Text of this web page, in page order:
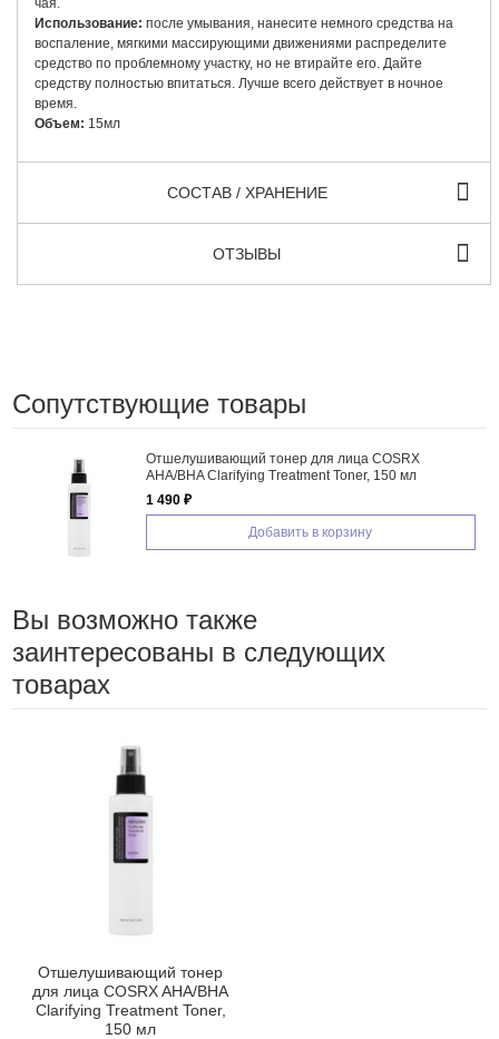
Использование: после умывания, нанесите немного средства на
воспаление, мягкими массирующими движениями распределите
средство по проблемному участку, но не втирайте его. Дайте
средству полностью впитаться. Лучше всего действует в ночное
время.
Объем: 15мл
СОСТАВ / ХРАНЕНИЕ
ОТЗЫВЫ
Сопутствующие товары
Отшелушивающий тонер для лица COSRX
AHA/BHA Clarifying Treatment Toner, 150 мл
1 490 ₽
Добавить в корзину
Вы возможно также
заинтересованы в следующих
товарах
Отшелушивающий тонер
для лица COSRX AHA/BHA
Clarifying Treatment Toner,
150 мл